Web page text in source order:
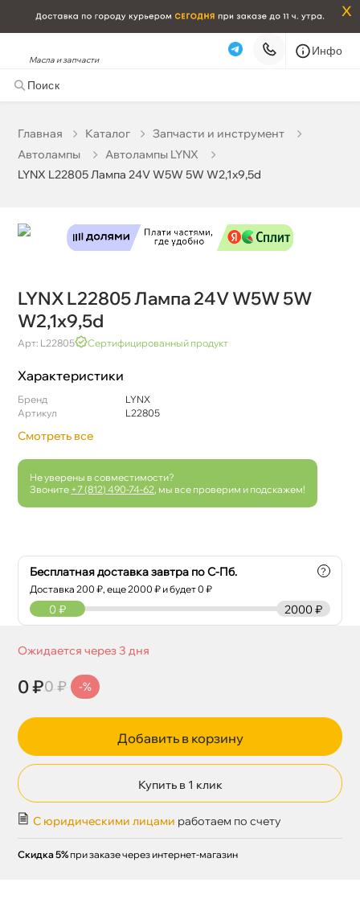
x
Масла и запчасти
Инфо
Главная Катало
Запчасти и инструмент
Автолампы
Автолампы LYNX
LYNX L22805 Лампа 24V W5W 5W W2,1x9,5d
LYNX L22805 Лампа 24V W5W 5W
W2,1x9,5d
Арт: L22805 Сертифицированный продукт
Характеристики
Бренд
LYNX
Артикул
L22805
Смотреть все
Не уверены в совместимости?
Звоните +7 (812) 490-74-62 , мы все проверим и подскажем!
Бесплатная доставка завтра по С-Пб.
Доставка200 ₽, еще2000 ₽ и будет 0 ₽
?
2000 ₽
0 ₽
Ожидается через 3 дня
0 ₽0 ₽ -%
Добавить в корзину
Купить в 1 клик
С юридическими лицами работаем по счету
Скидка 5% при заказе через интернет-магазин
Бесплатная Сегодня, 06.08 (при заказе от 2000₽)
Самовывоз